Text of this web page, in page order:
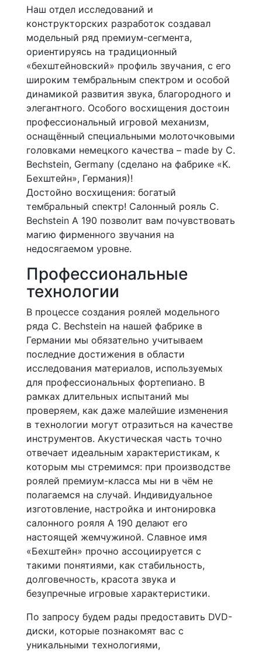
Наш отдел исследований и
конструкторских разработок создавал
модельный ряд премиум-сегмента,
ориентируясь на традиционный
«бехштейновский» профиль звучания, с его
широким тембральным спектром и особой
динамикой развития звука, благородного и
элегантного. Особого восхищения достоин
профессиональный игровой механизм,
оснащённый специальными молоточковыми
головками немецкого качества – made by C.
Bechstein, Germany (сделано на фабрике «K.
Бехштейн», Германия)!
Достойно восхищения: богатый
тембральный спектр! Салонный рояль C.
Bechstein A 190 позволит вам почувствовать
магию фирменного звучания на
недосягаемом уровне.
Профессиональные
технологии
В процессе создания роялей модельного
ряда C. Bechstein на нашей фабрике в
Германии мы обязательно учитываем
последние достижения в области
исследования материалов, используемых
для профессиональных фортепиано. В
рамках длительных испытаний мы
проверяем, как даже малейшие изменения
в технологии могут отразиться на качестве
инструментов. Акустическая часть точно
отвечает идеальным характеристикам, к
которым мы стремимся: при производстве
роялей премиум-класса мы ни в чём не
полагаемся на случай. Индивидуальное
изготовление, настройка и интонировка
салонного рояля A 190 делают его
настоящей жемчужиной. Славное имя
«Бехштейн» прочно ассоциируется с
такими понятиями, как стабильность,
долговечность, красота звука и
безупречные игровые характеристики.
По запросу будем рады предоставить DVD-
диски, которые познакомят вас с
уникальными технологиями,